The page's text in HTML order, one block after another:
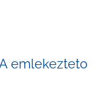
emlekezteto